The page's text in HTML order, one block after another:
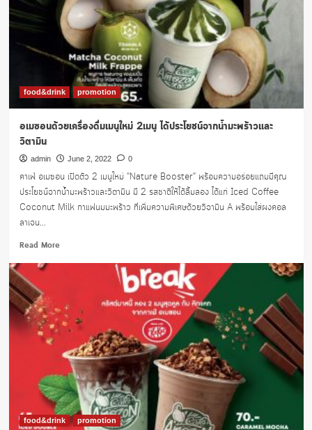
1แถม1
food&drink promotion
อเมซอนด้วยเครื่องดื่มเมนูใหม่ 2เมนู ได้ประโยชน์จากน้ำมะพร้าวและ
วิตามิน
admin June 2, 2022 0
คาเฟ่ อเมซอน เปิดตัว 2 เมนูใหม่ "Nature Booster" พร้อมความอร่อยแถมมีคุณ
ประโยชน์จากน้ำมะพร้าวและวิตามิน มี 2 รสชาติให้ได้ลิ้มลอง ได้แก่ Iced Coffee
Coconut Milk กาแฟนมมะพร้าว ที่เพิ่มความพิเศษด้วยวิจามิน A พร้อมใส่ผงคอล
ลาเจน...
Read MoreRead
ซอน
ด้วย
เครื่อง
ดื่ม
เมนู
ใหม่
2เมนู
ได้
ประโยชน์
food&drink promotion